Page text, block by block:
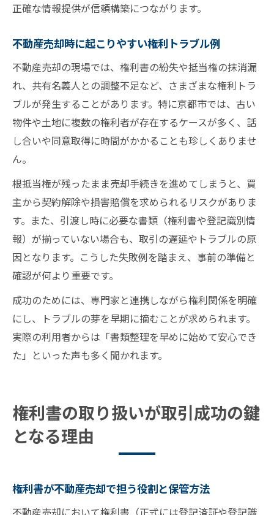
正確な情報提供が信頼構築につながります。
不動産売却時に起こりやすい権利トラブル例
不動産売却の現場では、権利書の紛失や抵当権の抹消漏
れ、共有名義人との調整不足など、さまざまな権利トラ
ブルが発生することがあります。特に京都市では、古い
物件や土地に複数の権利者が存在するケースが多く、話
し合いや同意取得に時間がかかることも珍しくありませ
ん。
根抵当権が残ったまま売却手続きを進めてしまうと、買
主から契約解除や損害賠償を求められるリスクがありま
す。また、引渡し時に必要な書類（権利書や登記識別情
報）が揃っていない場合も、取引の遅延やトラブルの原
因となります。こうした失敗例を踏まえ、事前の準備と
確認が何より重要です。
成功のためには、専門家と連携しながら権利関係を明確
にし、トラブルの芽を早期に摘むことが求められます。
実際の利用者からは「書類整理を早めに始めて安心でき
た」といった声も多く聞かれます。
権利書の取り扱いが取引成功の鍵
となる理由
権利書が不動産売却で担う役割と保管方法
不動産売却において権利書（正式には登記済証や登記識